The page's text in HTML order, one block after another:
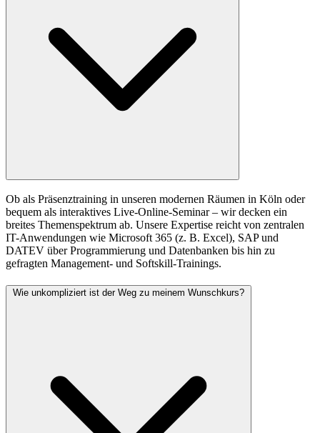
Ob als Präsenztraining in unseren modernen Räumen in Köln oder
bequem als interaktives Live-Online-Seminar – wir decken ein
breites Themenspektrum ab. Unsere Expertise reicht von zentralen
IT-Anwendungen wie Microsoft 365 (z. B. Excel), SAP und
DATEV über Programmierung und Datenbanken bis hin zu
gefragten Management- und Softskill-Trainings.
Wie unkompliziert ist der Weg zu meinem Wunschkurs?